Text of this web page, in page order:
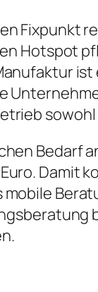
Fixpunkt
Hotspot
Bedarf